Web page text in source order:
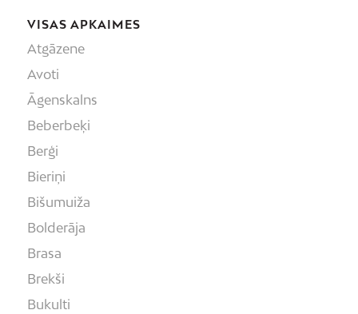
VISAS APKAIMES
Atgāzene
Avoti
Āgenskalns
Beberbeķi
Berģi
Bieriņi
Bišumuiža
Bolderāja
Brasa
Brekši
Bukulti